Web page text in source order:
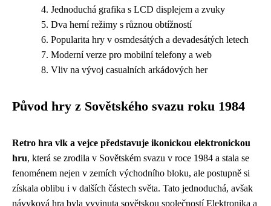
Jednoduchá grafika s LCD displejem a zvuky
Dva herní režimy s různou obtížností
Popularita hry v osmdesátých a devadesátých letech
Moderní verze pro mobilní telefony a web
Vliv na vývoj casualních arkádových her
Původ hry z Sovětského svazu roku 1984
Retro hra vlk a vejce představuje ikonickou elektronickou
hru, která se zrodila v Sovětském svazu v roce 1984 a stala se
fenoménem nejen v zemích východního bloku, ale postupně si
získala oblibu i v dalších částech světa. Tato jednoduchá, avšak
návyková hra byla vyvinuta sovětskou společností Elektronika a